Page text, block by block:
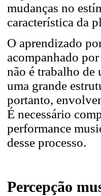
mudanças no
característica da
O aprendizado
acompanhado
não é trabalho de
uma grande
portanto,
É necessário
performance
desse processo.
Percepção